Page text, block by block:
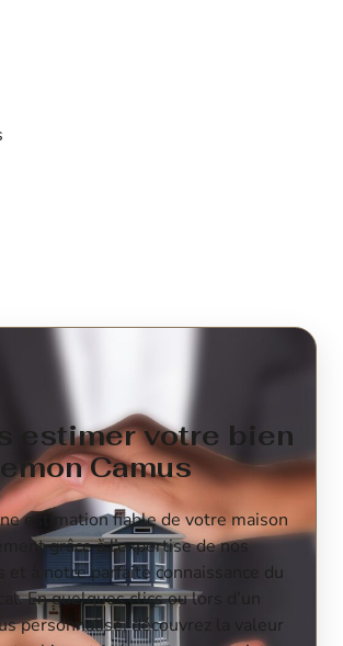
estimer votre bien
Camus
estimation fiable de votre maison
grâce à l’expertise de nos
et à notre parfaite connaissance du
En quelques clics ou lors d’un
personnalisé, découvrez la valeur